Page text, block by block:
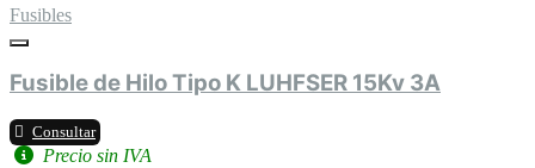
Fusibles
Fusible de Hilo Tipo K LUHFSER 15Kv 3A
Consultar
Precio sin IVA